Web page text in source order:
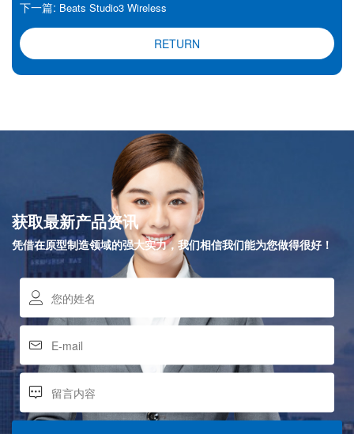
下一篇: Beats Studio3 Wireless
RETURN
获取最新产品资讯
凭借在原型制造领域的强大实力，我们相信我们能为您做得很好！